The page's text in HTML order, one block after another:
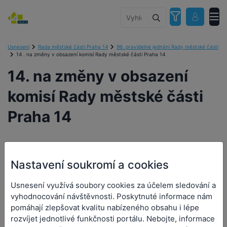
Usnesení Rada městské části Praha 14
96. pravidelné jednání Rady městské části
14 . na změny v obsazení komisí Rady městské části Praha 14
14. na změny v obsazení
komisí Rady městské části
Praha 14
14. na změny v obsazení
komisí Rady městské části
Praha 14
Nastavení soukromí a cookies
Usnesení využívá soubory cookies za účelem sledování a
vyhodnocování návštěvnosti. Poskytnuté informace nám
pomáhají zlepšovat kvalitu nabízeného obsahu i lépe
rozvíjet jednotlivé funkčnosti portálu. Nebojte, informace